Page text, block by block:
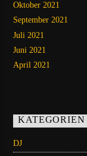
Oktober 2021
September 2021
Juli 2021
Juni 2021
April 2021
KATEGORIEN
DJ